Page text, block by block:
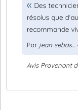
Des
résolus que
recommande
Par jean sebas...
Avis Provenant